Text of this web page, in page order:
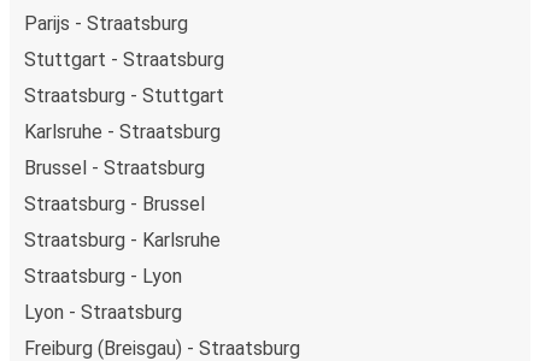
Parijs - Straatsburg
Stuttgart - Straatsburg
Straatsburg - Stuttgart
Karlsruhe - Straatsburg
Brussel - Straatsburg
Straatsburg - Brussel
Straatsburg - Karlsruhe
Straatsburg - Lyon
Lyon - Straatsburg
Freiburg (Breisgau) - Straatsburg